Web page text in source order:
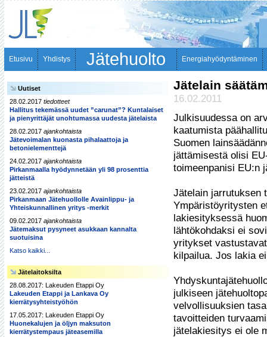
Etusivu Yhdistys Jätehuolto Energiahyödyntäminen
Uutiset
28.02.2017 tiedotteet
Hallitus tekemässä uudet ”carunat”? Kuntalaiset
ja pienyrittäjät unohtumassa uudesta jätelaista
28.02.2017 ajankohtaista
Jätevoimalan kuonasta pihalaattoja ja
betonielementtejä
24.02.2017 ajankohtaista
Pirkanmaalla hyödynnetään yli 98 prosenttia
jätteistä
23.02.2017 ajankohtaista
Pirkanmaan Jätehuollolle Avainlippu- ja
Yhteiskunnallinen yritys -merkit
09.02.2017 ajankohtaista
Jätemaksut pysyneet asukkaan kannalta
suotuisina
Katso kaikki...
Jätelaitoksilta
28.08.2017: Lakeuden Etappi Oy
Lakeuden Etappi ja Lankava Oy
kierrätysyhteistyöhön
17.05.2017: Lakeuden Etappi Oy
Huonekalujen ja öljyn maksuton
kierrätystempaus jäteasemilla
Jätelain
16.02.2011
Julkisuudessa on
kaatumista
Suomen
jättämisestä olisi
toimeenpanisi EU:n
Jätelain jarrutuksen
Ympäristöyritysten
lakiesityksessä
lähtökohdaksi ei
yritykset
kilpailua. Jos lakia
julkiseen
velvollisuuksien
tavoitteiden
jätelakiesitys ei ole